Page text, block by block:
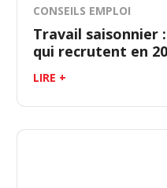
CONSEILS EMPLOI
Travail saisonnier
qui recrutent en
LIRE +